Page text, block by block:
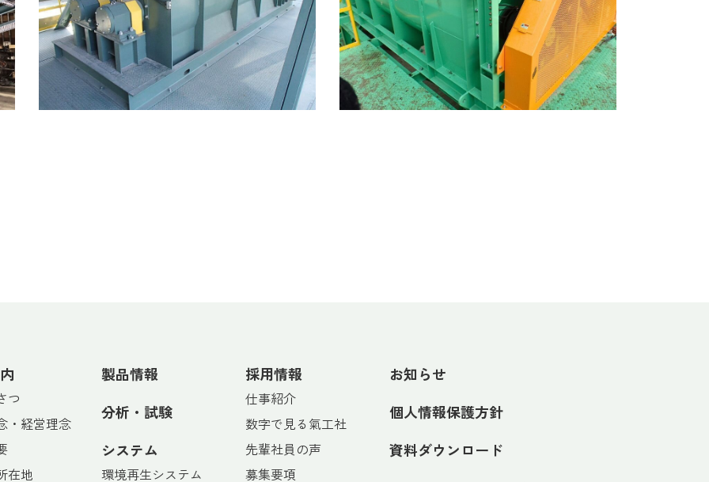
つ
・経営理念
在地
製品情報
分析・試験
システム
環境再生システム
採用情報
仕事紹介
数字で見る氣工社
先輩社員の声
募集要項
お知らせ
個人情報保護方針
資料ダウンロード